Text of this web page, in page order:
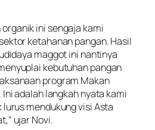
ini sengaja kami
ketahanan pangan. Hasil
maggot ini nantinya
kebutuhan pangan
program Makan
adalah langkah nyata kami
mendukung visi Asta
ujar Novi.